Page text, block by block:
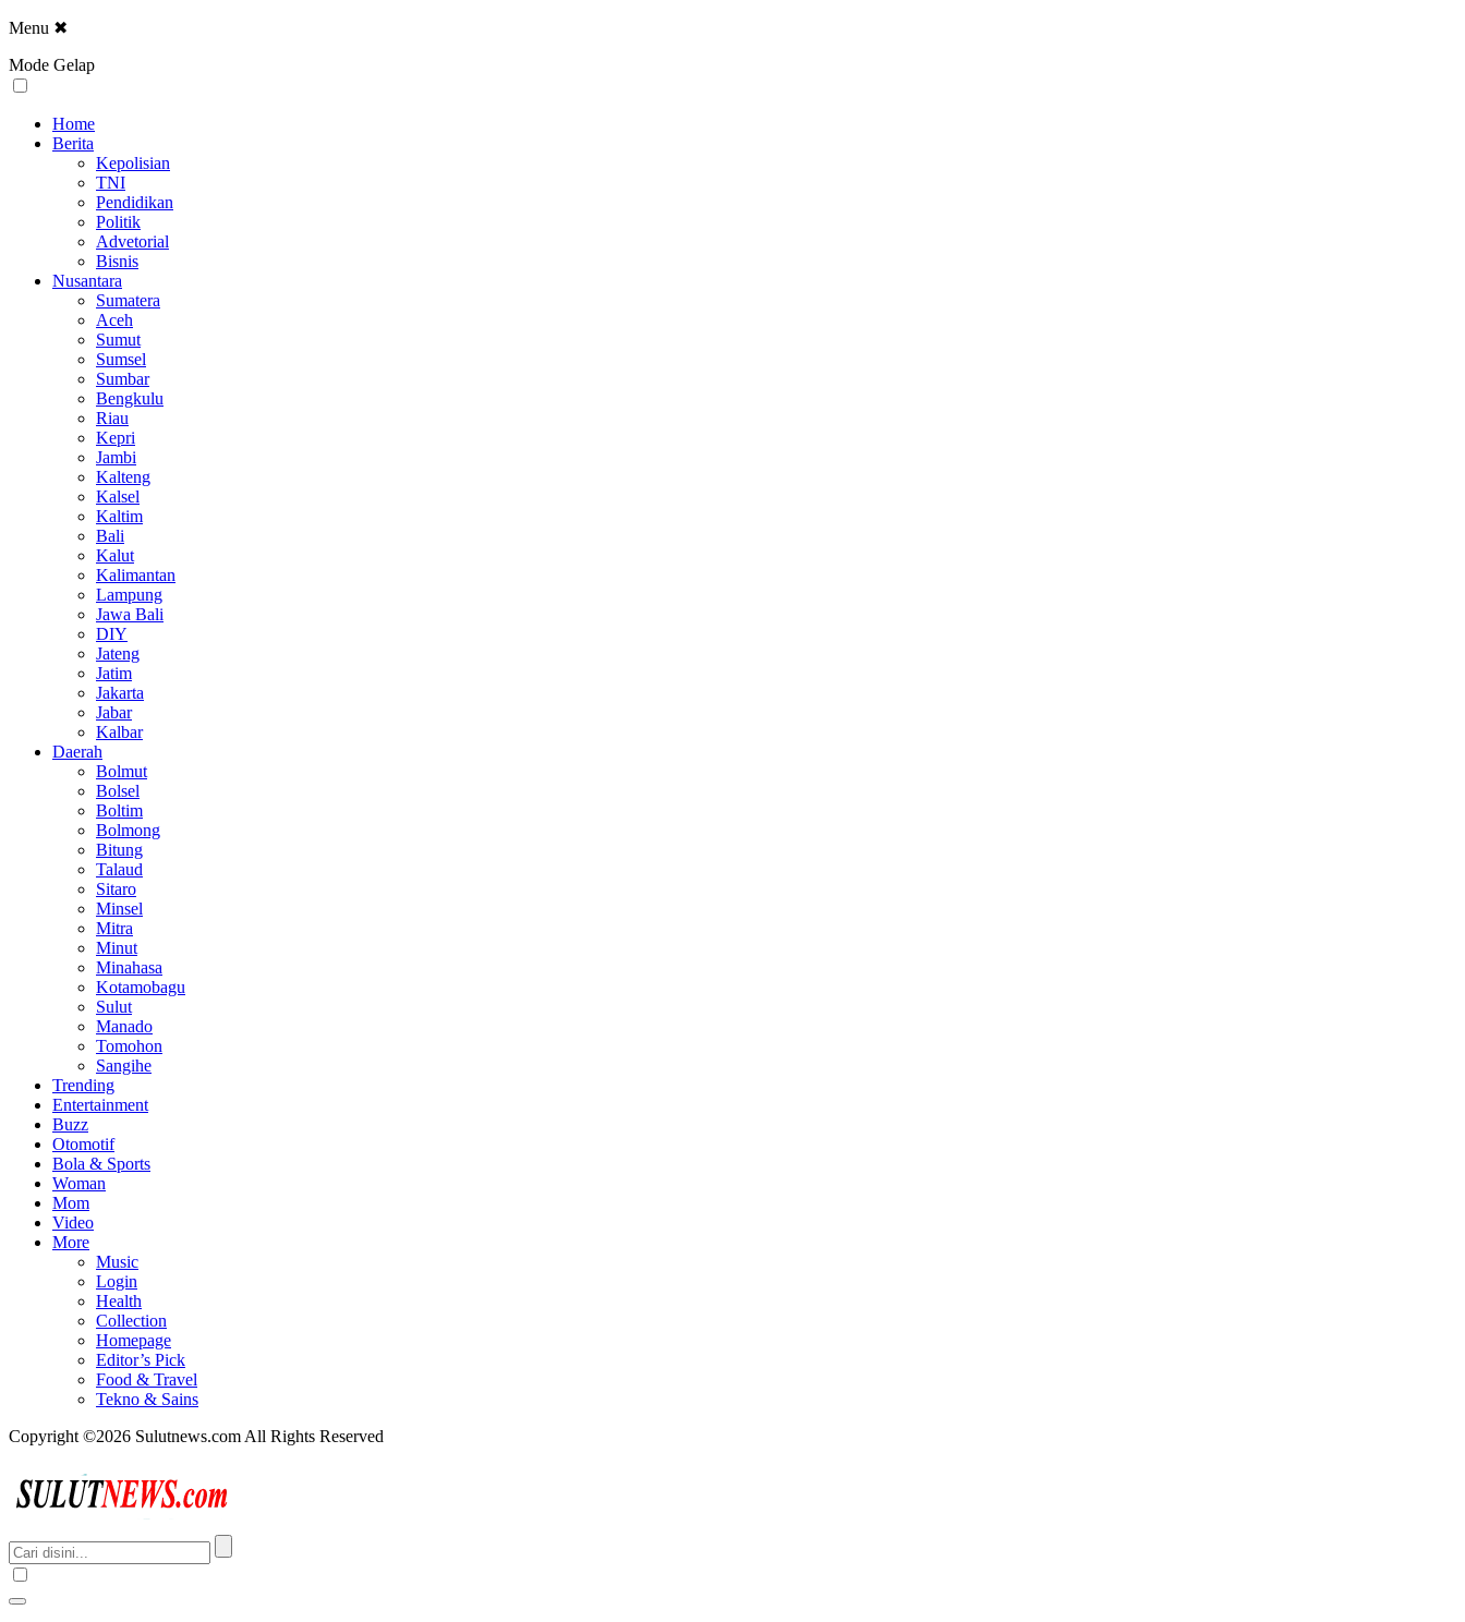
Menu ✖
Mode Gelap
Home
Berita
Kepolisian
TNI
Pendidikan
Politik
Advetorial
Bisnis
Nusantara
Sumatera
Aceh
Sumut
Sumsel
Sumbar
Bengkulu
Riau
Kepri
Jambi
Kalteng
Kalsel
Kaltim
Bali
Kalut
Kalimantan
Lampung
Jawa Bali
DIY
Jateng
Jatim
Jakarta
Jabar
Kalbar
Daerah
Bolmut
Bolsel
Boltim
Bolmong
Bitung
Talaud
Sitaro
Minsel
Mitra
Minut
Minahasa
Kotamobagu
Sulut
Manado
Tomohon
Sangihe
Trending
Entertainment
Buzz
Otomotif
Bola & Sports
Woman
Mom
Video
More
Music
Login
Health
Collection
Homepage
Editor’s Pick
Food & Travel
Tekno & Sains
Copyright ©2026 Sulutnews.com All Rights Reserved